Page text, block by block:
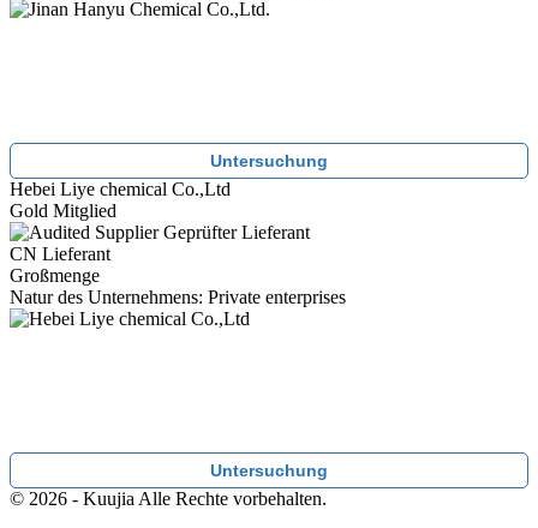
Untersuchung
Hebei Liye chemical Co.,Ltd
Gold Mitglied
Geprüfter Lieferant
CN Lieferant
Großmenge
Natur des Unternehmens: Private enterprises
Untersuchung
© 2026 - Kuujia Alle Rechte vorbehalten.